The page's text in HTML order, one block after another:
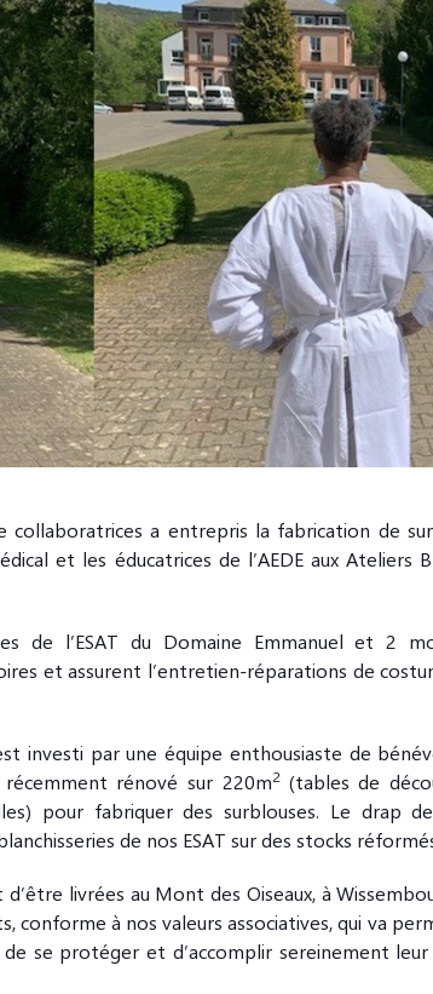
a entrepris la fabrication de
et les éducatrices de l’AEDE aux Ateliers
de l’ESAT du Domaine Emmanuel et 2
et assurent l’entretien-réparations de
investi par une équipe enthousiaste de
rénové sur 220m2(tables de
pour fabriquer des surblouses. Le drap
de nos ESAT sur des stocks
livrées au Mont des Oiseaux, à
conforme à nos valeurs associatives, qui va
se protéger et d’accomplir sereinement leur